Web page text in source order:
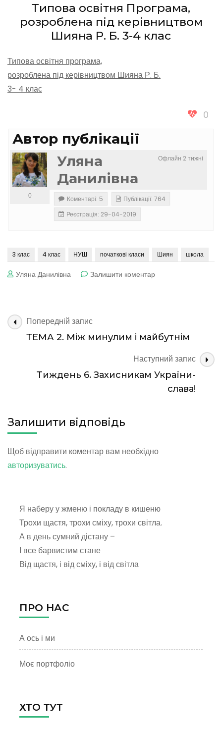
Типова освітня Програма,
розроблена під керівництвом
Шияна Р. Б. 3-4 клас
Типова освітня програма,
розроблена під керівництвом Шияна Р. Б.
3- 4 клас
0
Автор публікації
Офлайн 2 тижні
Уляна
Данилівна
0 Коментарі: 5
Публікації: 764
Реєстрація: 29-04-2019
3 клас 4 клас НУШ початкові класи Шиян школа
Уляна Данилівна Залишити коментардо
керівництвом
Р.
3-
Навігація
по
Попередній запис
ТЕМА 2. Між минулим і майбутнім
Наступний запис
Тиждень 6. Захисникам України-
слава!
Залишити відповідь
Щоб відправити коментар вам необхідно
авторизуватись.
Я наберу у жменю і покладу в кишеню
Трохи щастя, трохи сміху, трохи світла.
А в день сумний дістану –
І все барвистим стане
Від щастя, і від сміху, і від світла
ПРО НАС
А ось і ми
Моє портфоліо
ХТО ТУТ